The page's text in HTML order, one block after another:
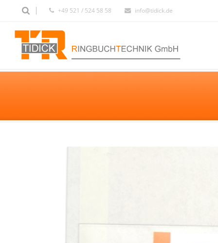
+49 521 / 524 58 58 info@tidick.de